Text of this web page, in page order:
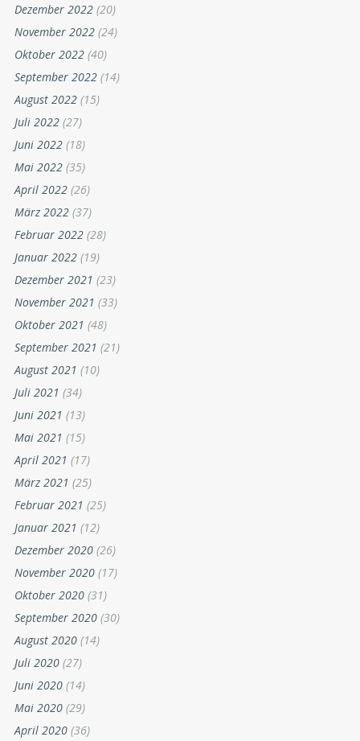
Dezember 2022 (20)
November 2022 (24)
Oktober 2022 (40)
September 2022 (14)
August 2022 (15)
Juli 2022 (27)
Juni 2022 (18)
Mai 2022 (35)
April 2022 (26)
März 2022 (37)
Februar 2022 (28)
Januar 2022 (19)
Dezember 2021 (23)
November 2021 (33)
Oktober 2021 (48)
September 2021 (21)
August 2021 (10)
Juli 2021 (34)
Juni 2021 (13)
Mai 2021 (15)
April 2021 (17)
März 2021 (25)
Februar 2021 (25)
Januar 2021 (12)
Dezember 2020 (26)
November 2020 (17)
Oktober 2020 (31)
September 2020 (30)
August 2020 (14)
Juli 2020 (27)
Juni 2020 (14)
Mai 2020 (29)
April 2020 (36)